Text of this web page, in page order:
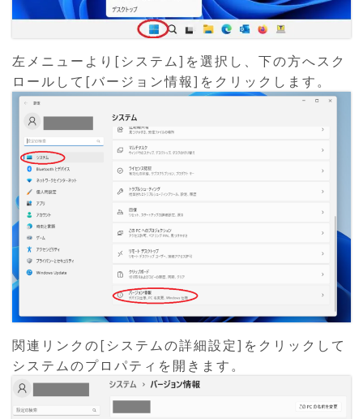
左メニューより[システム]を選択し、下の方へスク
ロールして[バージョン情報]をクリックします。
関連リンクの[システムの詳細設定]をクリックして
システムのプロパティを開きます。